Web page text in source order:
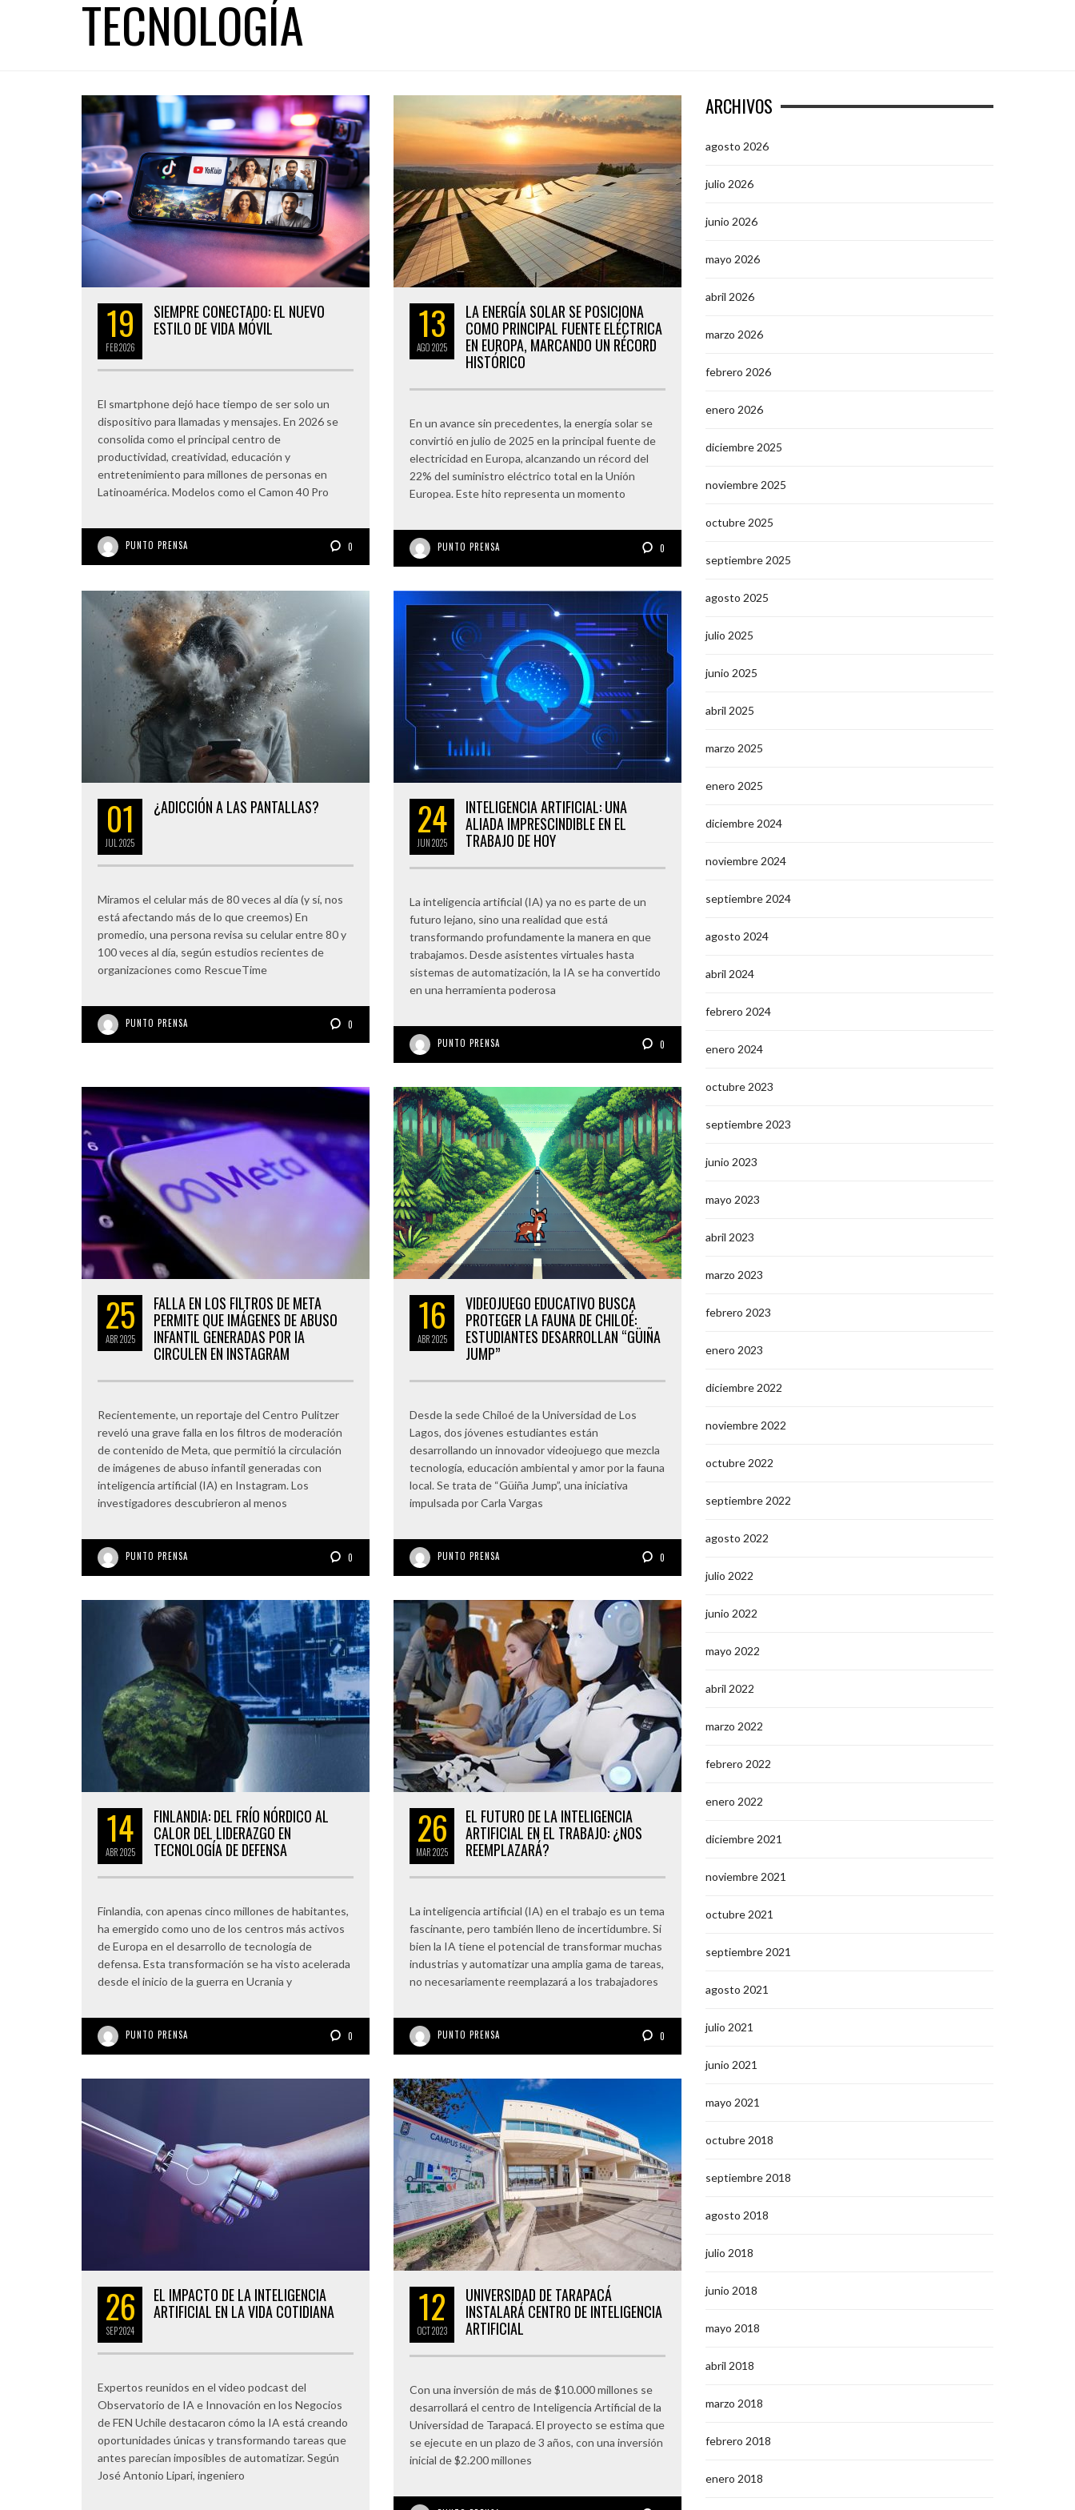
TECNOLOGÍA
19
FEB2026
SIEMPRE CONECTADO: EL NUEVO
ESTILO DE VIDA MÓVIL
El smartphone dejó hace tiempo de ser solo un
dispositivo para llamadas y mensajes. En 2026 se
consolida como el principal centro de
productividad, creatividad, educación y
entretenimiento para millones de personas en
Latinoamérica. Modelos como el Camon 40 Pro
PUNTO PRENSA 0
13
AGO2025
LA ENERGÍA SOLAR SE POSICIONA
COMO PRINCIPAL FUENTE ELÉCTRICA
EN EUROPA, MARCANDO UN RÉCORD
HISTÓRICO
En un avance sin precedentes, la energía solar se
convirtió en julio de 2025 en la principal fuente de
electricidad en Europa, alcanzando un récord del
22% del suministro eléctrico total en la Unión
Europea. Este hito representa un momento
PUNTO PRENSA 0
01
JUL 2025
¿ADICCIÓN A LAS PANTALLAS?
Miramos el celular más de 80 veces al día (y sí, nos
está afectando más de lo que creemos) En
promedio, una persona revisa su celular entre 80 y
100 veces al día, según estudios recientes de
organizaciones como RescueTime
PUNTO PRENSA 0
24
JUN2025
INTELIGENCIA ARTIFICIAL: UNA
ALIADA IMPRESCINDIBLE EN EL
TRABAJO DE HOY
La inteligencia artificial (IA) ya no es parte de un
futuro lejano, sino una realidad que está
transformando profundamente la manera en que
trabajamos. Desde asistentes virtuales hasta
sistemas de automatización, la IA se ha convertido
en una herramienta poderosa
PUNTO PRENSA 0
25
ABR2025
FALLA EN LOS FILTROS DE META
PERMITE QUE IMÁGENES DE ABUSO
INFANTIL GENERADAS POR IA
CIRCULEN EN INSTAGRAM
Recientemente, un reportaje del Centro Pulitzer
reveló una grave falla en los filtros de moderación
de contenido de Meta, que permitió la circulación
de imágenes de abuso infantil generadas con
inteligencia artificial (IA) en Instagram. Los
investigadores descubrieron al menos
PUNTO PRENSA 0
16
ABR2025
VIDEOJUEGO EDUCATIVO BUSCA
PROTEGER LA FAUNA DE CHILOÉ:
ESTUDIANTES DESARROLLAN “GÜIÑA
JUMP”
Desde la sede Chiloé de la Universidad de Los
Lagos, dos jóvenes estudiantes están
desarrollando un innovador videojuego que mezcla
tecnología, educación ambiental y amor por la fauna
local. Se trata de “Güiña Jump”, una iniciativa
impulsada por Carla Vargas
PUNTO PRENSA 0
14
ABR2025
FINLANDIA: DEL FRÍO NÓRDICO AL
CALOR DEL LIDERAZGO EN
TECNOLOGÍA DE DEFENSA
Finlandia, con apenas cinco millones de habitantes,
ha emergido como uno de los centros más activos
de Europa en el desarrollo de tecnología de
defensa. Esta transformación se ha visto acelerada
desde el inicio de la guerra en Ucrania y
PUNTO PRENSA 0
26
MAR2025
EL FUTURO DE LA INTELIGENCIA
ARTIFICIAL EN EL TRABAJO: ¿NOS
REEMPLAZARÁ?
La inteligencia artificial (IA) en el trabajo es un tema
fascinante, pero también lleno de incertidumbre. Si
bien la IA tiene el potencial de transformar muchas
industrias y automatizar una amplia gama de tareas,
no necesariamente reemplazará a los trabajadores
PUNTO PRENSA 0
26
SEP2024
EL IMPACTO DE LA INTELIGENCIA
ARTIFICIAL EN LA VIDA COTIDIANA
Expertos reunidos en el video podcast del
Observatorio de IA e Innovación en los Negocios
de FEN Uchile destacaron cómo la IA está creando
oportunidades únicas y transformando tareas que
antes parecían imposibles de automatizar. Según
José Antonio Lipari, ingeniero
12
OCT2023
UNIVERSIDAD DE TARAPACÁ
INSTALARÁ CENTRO DE INTELIGENCIA
ARTIFICIAL
Con una inversión de más de $10.000 millones se
desarrollará el centro de Inteligencia Artificial de la
Universidad de Tarapacá. El proyecto se estima que
se ejecute en un plazo de 3 años, con una inversión
inicial de $2.200 millones
ARCHIVOS
agosto 2026
julio 2026
junio 2026
mayo 2026
abril 2026
marzo 2026
febrero 2026
enero 2026
diciembre 2025
noviembre 2025
octubre 2025
septiembre 2025
agosto 2025
julio 2025
junio 2025
abril 2025
marzo 2025
enero 2025
diciembre 2024
noviembre 2024
septiembre 2024
agosto 2024
abril 2024
febrero 2024
enero 2024
octubre 2023
septiembre 2023
junio 2023
mayo 2023
abril 2023
marzo 2023
febrero 2023
enero 2023
diciembre 2022
noviembre 2022
octubre 2022
septiembre 2022
agosto 2022
julio 2022
junio 2022
mayo 2022
abril 2022
marzo 2022
febrero 2022
enero 2022
diciembre 2021
noviembre 2021
octubre 2021
septiembre 2021
agosto 2021
julio 2021
junio 2021
mayo 2021
octubre 2018
septiembre 2018
agosto 2018
julio 2018
junio 2018
mayo 2018
abril 2018
marzo 2018
febrero 2018
enero 2018